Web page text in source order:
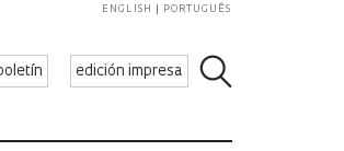
edición impresa
ENGLISH PORTUGUÊS